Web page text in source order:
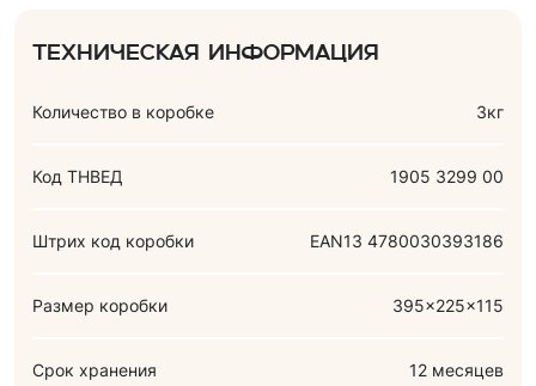
Техническая информация
Количество в коробке 3кг
Код ТНВЕД 1905 3299 00
Штрих код коробки EAN13 4780030393186
Размер коробки 395x225x115
Срок хранения 12 месяцев